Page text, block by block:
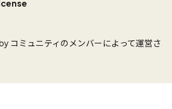
コミュニティのメンバーによって運営さ